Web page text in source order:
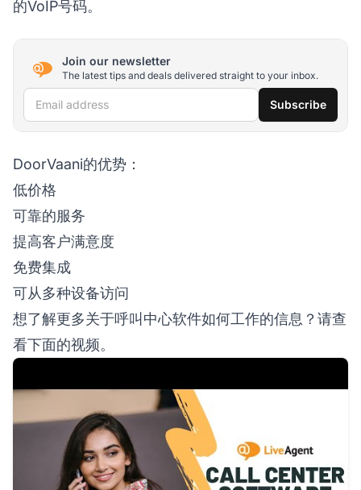
的VoIP号码。
Join our newsletter
The latest tips and deals delivered straight to your inbox.
Email address Subscribe
DoorVaani的优势：
低价格
可靠的服务
提高客户满意度
免费集成
可从多种设备访问
想了解更多关于呼叫中心软件如何工作的信息？请查
看下面的视频。